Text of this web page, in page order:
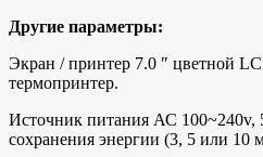
Другие параметры:
Экран / принтер 7.0 ″ цветной
термопринтер.
Источник питания АС
сохранения энергии (3, 5 или 10